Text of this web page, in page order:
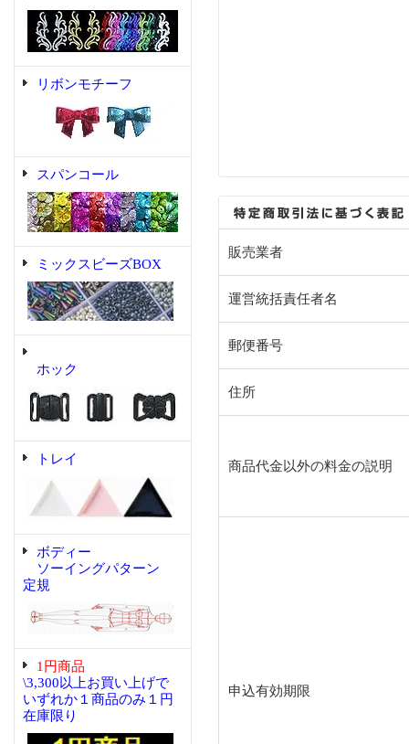
リボンモチーフ
スパンコール
ミックスビーズBOX
ホック
トレイ
ボディー
ソーイングパターン
定規
1円商品
\3,300以上お買い上げで
いずれか１商品のみ１円
在庫限り
販売業者
運営統括責任者名
郵便番号
住所
商品代金以外の料金の説明
申込有効期限